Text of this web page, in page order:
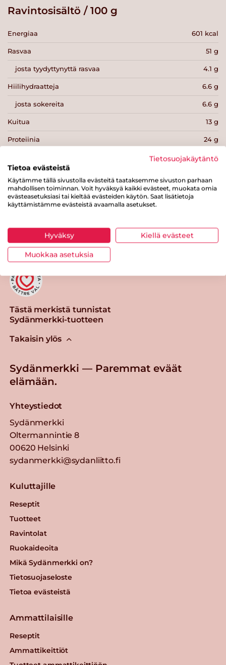
Ravintosisältö / 100 g
Energiaa 601 kcal
Rasvaa 51 g
josta tyydyttynyttä rasvaa 4.1 g
Hiilihydraatteja 6.6 g
josta sokereita 6.6 g
Kuitua 13 g
Proteiinia 24 g
0 g
Tästä merkistä tunnistat
Sydänmerkki-tuotteen
Takaisin ylös
Sydänmerkki — Paremmat eväät
elämään.
Yhteystiedot
Sydänmerkki
Oltermannintie 8
00620 Helsinki
sydanmerkki@sydanliitto.fi
Kuluttajille
Reseptit
Tuotteet
Ravintolat
Ruokaideoita
Mikä Sydänmerkki on?
Tietosuojaseloste
Tietoa evästeistä
Ammattilaisille
Reseptit
Ammattikeittiöt
Tietosuojakäytäntö
Tietoa evästeistä
Käytämme tällä sivustolla evästeitä taataksemme sivuston parhaan
mahdollisen toiminnan. Voit hyväksyä kaikki evästeet, muokata omia
evästeasetuksiasi tai kieltää evästeiden käytön. Saat lisätietoja
käyttämistämme evästeistä avaamalla asetukset.
Hyväksy Kiellä evästeet
Muokkaa asetuksia